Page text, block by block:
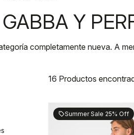
Y
completamente nueva. A
16 Productos
sellSummer Sale 25% Off